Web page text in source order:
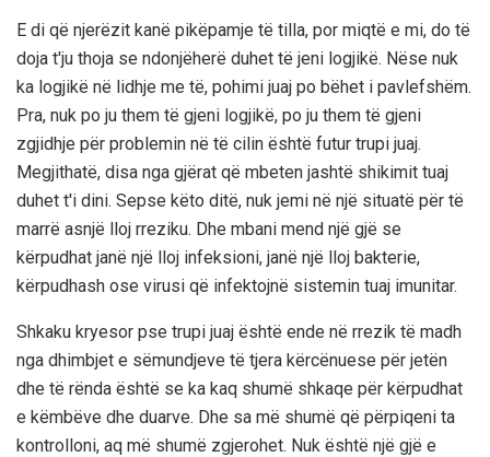
E di që njerëzit kanë pikëpamje të tilla, por miqtë e mi, do të
doja t'ju thoja se ndonjëherë duhet të jeni logjikë. Nëse nuk
ka logjikë në lidhje me të, pohimi juaj po bëhet i pavlefshëm.
Pra, nuk po ju them të gjeni logjikë, po ju them të gjeni
zgjidhje për problemin në të cilin është futur trupi juaj.
Megjithatë, disa nga gjërat që mbeten jashtë shikimit tuaj
duhet t'i dini. Sepse këto ditë, nuk jemi në një situatë për të
marrë asnjë lloj rreziku. Dhe mbani mend një gjë se
kërpudhat janë një lloj infeksioni, janë një lloj bakterie,
kërpudhash ose virusi që infektojnë sistemin tuaj imunitar.
Shkaku kryesor pse trupi juaj është ende në rrezik të madh
nga dhimbjet e sëmundjeve të tjera kërcënuese për jetën
dhe të rënda është se ka kaq shumë shkaqe për kërpudhat
e këmbëve dhe duarve. Dhe sa më shumë që përpiqeni ta
kontrolloni, aq më shumë zgjerohet. Nuk është një gjë e